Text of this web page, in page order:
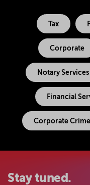
Tax
Corporate
Notary Services
Financial
Corporate
Stay tuned.